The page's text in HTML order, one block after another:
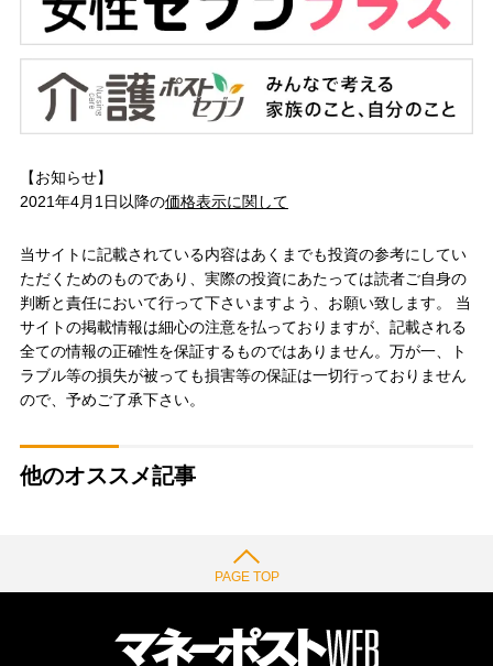
【お知らせ】
2021年4月1日以降の価格表示に関して
当サイトに記載されている内容はあくまでも投資の参考にしてい
ただくためのものであり、実際の投資にあたっては読者ご自身の
判断と責任において行って下さいますよう、お願い致します。 当
サイトの掲載情報は細心の注意を払っておりますが、記載される
全ての情報の正確性を保証するものではありません。万が一、ト
ラブル等の損失が被っても損害等の保証は一切行っておりません
ので、予めご了承下さい。
他のオススメ記事
PAGE TOP